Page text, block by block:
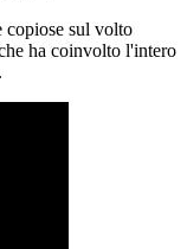
copiose sul volto
ha coinvolto l'intero